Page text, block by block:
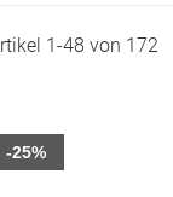
1-48 von 172
-25%